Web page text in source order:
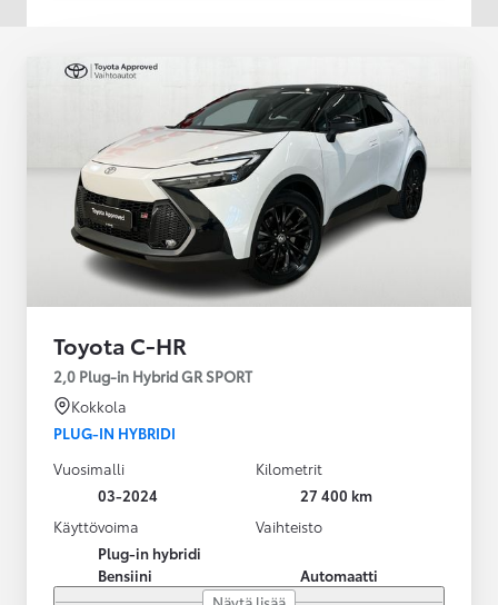
Toyota C-HR
2,0 Plug-in Hybrid GR SPORT
Kokkola
PLUG-IN HYBRIDI
Vuosimalli
03-2024
Kilometrit
27 400 km
Käyttövoima
Plug-in hybridi
Bensiini
Vaihteisto
Automaatti